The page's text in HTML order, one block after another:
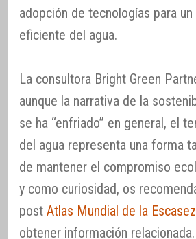
adopción de tecnologías para un
eficiente del agua.
La consultora Bright Green
aunque la narrativa de la
se ha “enfriado” en general, el
del agua representa una forma
de mantener el compromiso
y como curiosidad, os
post Atlas Mundial de la
obtener información relacionada.